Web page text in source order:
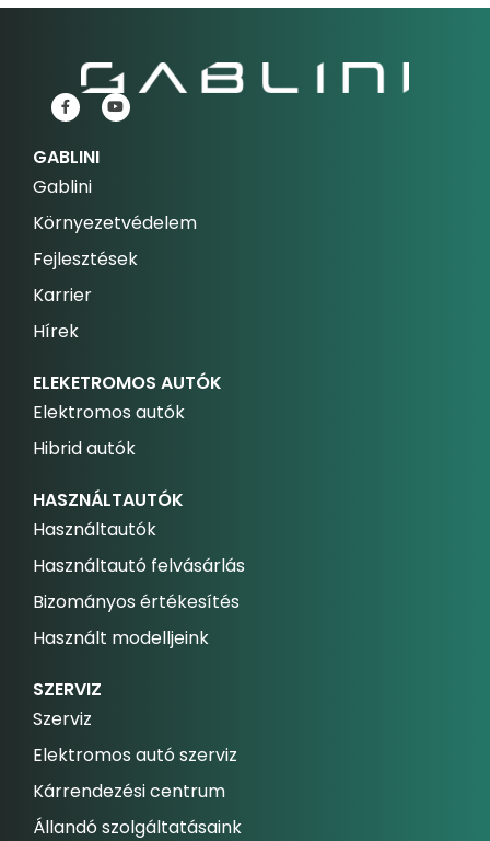
GABLINI
Gablini
Környezetvédelem
Fejlesztések
Karrier
Hírek
ELEKETROMOS AUTÓK
Elektromos autók
Hibrid autók
HASZNÁLTAUTÓK
Használtautók
Használtautó felvásárlás
Bizományos értékesítés
Használt modelljeink
SZERVIZ
Szerviz
Elektromos autó szerviz
Kárrendezési centrum
Állandó szolgáltatásaink